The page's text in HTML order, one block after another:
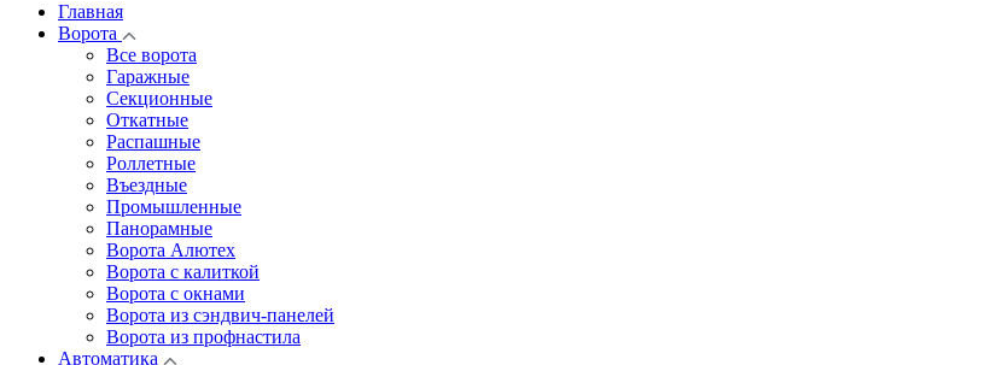
Главная
Ворота
Все ворота
Гаражные
Секционные
Откатные
Распашные
Роллетные
Въездные
Промышленные
Панорамные
Ворота Алютех
Ворота с калиткой
Ворота c окнами
Ворота из сэндвич-панелей
Ворота из профнастила
Автоматика